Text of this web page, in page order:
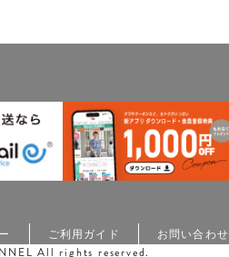
ご利用ガイド お問い合わせ
All rights reserved.